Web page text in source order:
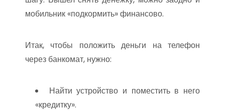
мобильник «подкормить» финансово.
Итак, чтобы положить деньги на телефон
через банкомат, нужно:
Найти устройство и поместить в него
«кредитку».